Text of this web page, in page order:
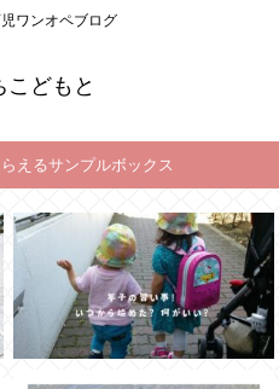
ワンオペブログ
こどもと
えるサンプルボックス